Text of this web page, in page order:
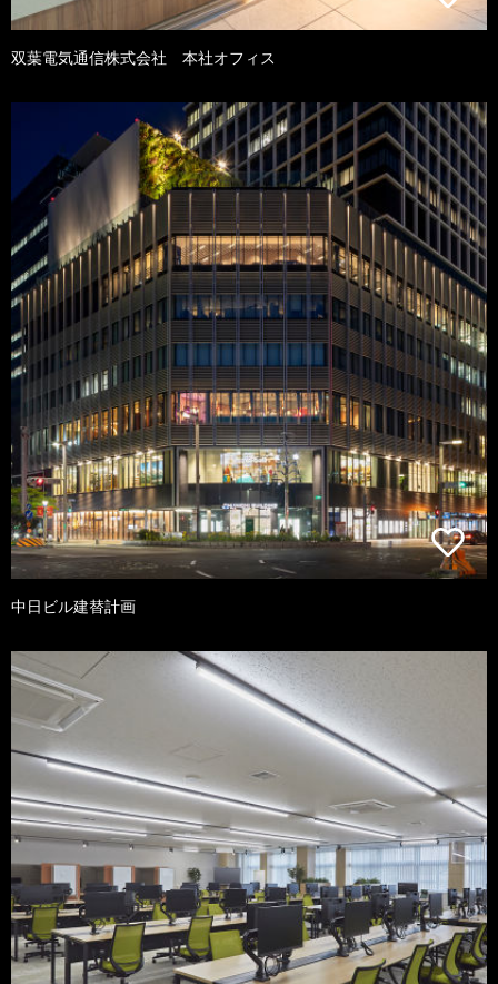
双葉電気通信株式会社 本社オフィス
中日ビル建替計画